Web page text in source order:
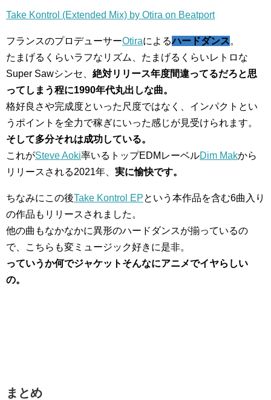
Take Kontrol (Extended Mix) by Otira on Beatport
フランスのプロデューサーOtiraによるハードダンス。
たまげるくらいラフなリズム、たまげるくらいレトロな
Super Sawシンセ、 絶対リリース年度間違ってるだろと思
ってしまう程に1990年代丸出しな曲。
格好良さや完成度といった尺度ではなく、インパクトとい
うポイントを全力で稼ぎにいった感じが見受けられます。
そして多分それは成功している。
これがSteve Aoki率いるトップEDMレーベルDim Makから
リリースされる2021年、 実に愉快です。
ちなみにこの後Take Kontrol EPという本作品を含む6曲入り
の作品もリリースされました。
他の曲もなかなかに異形のハードダンスが揃っているの
で、こちらも変ミュージック好きに是非。
っていうか何でジャケットそんなにアニメでイヤらしい
の。
まとめ